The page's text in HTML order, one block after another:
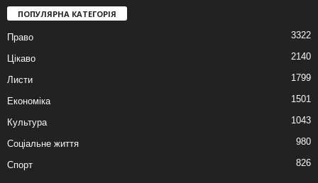
ПОПУЛЯРНА КАТЕГОРІЯ
Право 3322
Цікаво 2140
Листи 1799
Економіка 1501
Культура 1043
Соціальне життя 980
Спорт 826